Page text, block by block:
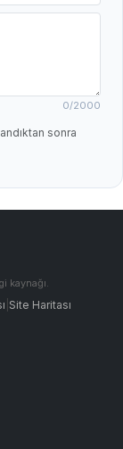
0/2000
sonra
kaynağı.
Site Haritası